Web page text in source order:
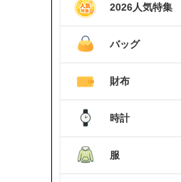
2026人気特集
バッグ
財布
時計
服